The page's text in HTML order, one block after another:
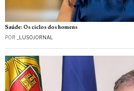
Saúde: Os ciclos dos homens
POR _LUSOJORNAL